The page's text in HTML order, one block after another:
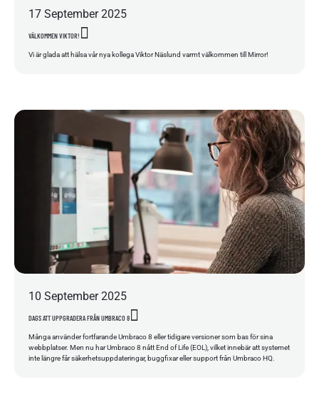
VÄLKOMMEN VIKTOR!
17 September 2025
Vi är glada att hälsa vår nya kollega Viktor Näslund varmt välkommen till Mirror!
DAGS ATT UPPGRADERA FRÅN UMBRACO 8
10 September 2025
Många använder fortfarande Umbraco 8 eller tidigare versioner som bas för sina
webbplatser. Men nu har Umbraco 8 nått End of Life (EOL), vilket innebär att systemet
inte längre får säkerhetsuppdateringar, buggfixar eller support från Umbraco HQ.